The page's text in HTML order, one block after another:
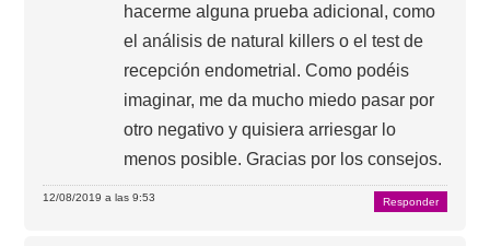
hacerme alguna prueba adicional, como
el análisis de natural killers o el test de
recepción endometrial. Como podéis
imaginar, me da mucho miedo pasar por
otro negativo y quisiera arriesgar lo
menos posible. Gracias por los consejos.
12/08/2019 a las 9:53 Responder